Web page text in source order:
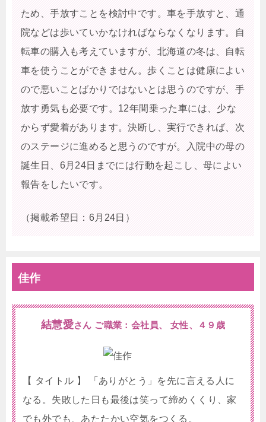
ため、手放すことを検討中です。車を手放すと、通
院などは歩いていかなければならなくなります。自
転車の購入も考えていますが、北海道の冬は、自転
車を使うことができません。歩くことは健康によい
ので悪いことばかりではないとは思うのですが、手
放す勇気も必要です。12年間乗った車には、少な
からず愛着があります。決断し、実行できれば、次
のステージに進めると思うのですが。入院中の母の
誕生日、6月24日までには行動を起こし、母によい
報告をしたいです。
（掲載希望日：6月24日）
佳作
結慧愛さん ご職業：会社員、 女性、４９歳
【 タイトル 】 「ありがとう」を先に言える人に
なる。失敗した日も最後は笑って締めくくり、家
でも外でも、あたたかい空気をつくる。